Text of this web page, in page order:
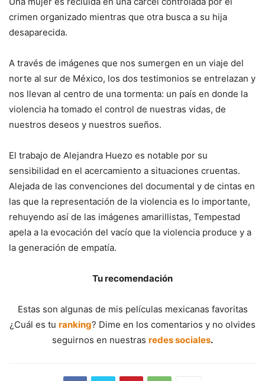
crimen organizado mientras que otra busca a su hija
desaparecida.
A través de imágenes que nos sumergen en un viaje del
norte al sur de México, los dos testimonios se entrelazan y
nos llevan al centro de una tormenta: un país en donde la
violencia ha tomado el control de nuestras vidas, de
nuestros deseos y nuestros sueños.
El trabajo de Alejandra Huezo es notable por su
sensibilidad en el acercamiento a situaciones cruentas.
Alejada de las convenciones del documental y de cintas en
las que la representación de la violencia es lo importante,
rehuyendo así de las imágenes amarillistas, Tempestad
apela a la evocación del vacío que la violencia produce y a
la generación de empatía.
Tu recomendación
Estas son algunas de mis películas mexicanas favoritas
¿Cuál es tu ranking? Dime en los comentarios y no olvides
seguirnos en nuestras redes sociales.